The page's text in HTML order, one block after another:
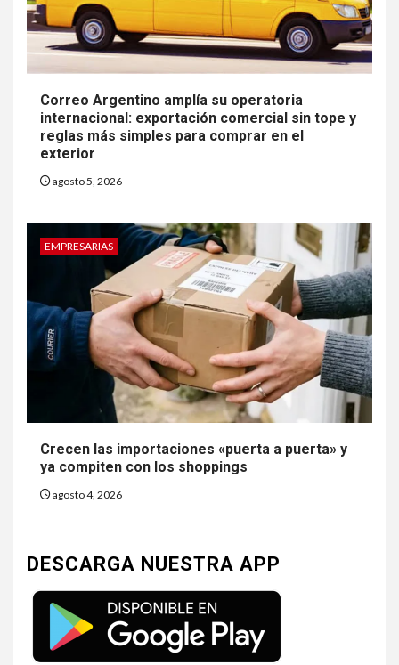
Correo Argentino amplía su operatoria
internacional: exportación comercial sin tope y
reglas más simples para comprar en el
exterior
agosto 5, 2026
EMPRESARIAS
Crecen las importaciones «puerta a puerta» y
ya compiten con los shoppings
agosto 4, 2026
DESCARGA NUESTRA APP